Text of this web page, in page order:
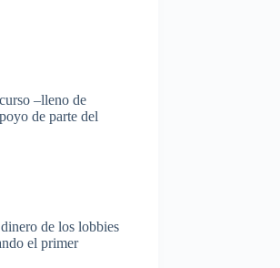
–lleno de
de parte del
de los lobbies
el primer